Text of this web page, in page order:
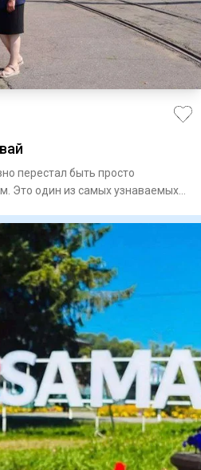
перестал быть просто
Это один из самых узнаваемых